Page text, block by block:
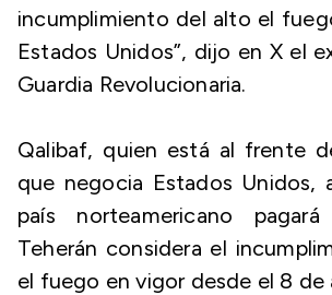
incumplimiento del alto el
Estados Unidos”, dijo en X el
Guardia Revolucionaria.
Qalibaf, quien está al frente
que negocia Estados Unidos,
país norteamericano
Teherán considera el
el fuego en vigor desde el 8 de